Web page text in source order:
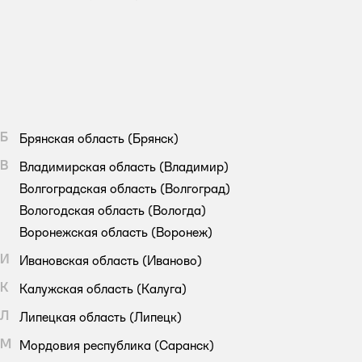
Б Брянская область (Брянск)
В
Владимирская область (Владимир)
Волгоградская область (Волгоград)
Вологодская область (Вологда)
Воронежская область (Воронеж)
И
Ивановская область (Иваново)
К
Калужская область (Калуга)
Л
Липецкая область (Липецк)
М
Мордовия республика (Саранск)